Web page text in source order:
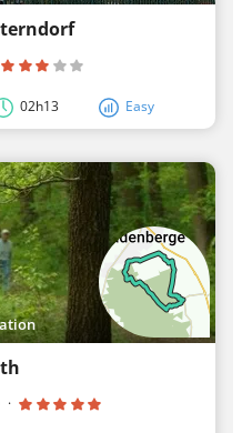
02h13 Easy
·